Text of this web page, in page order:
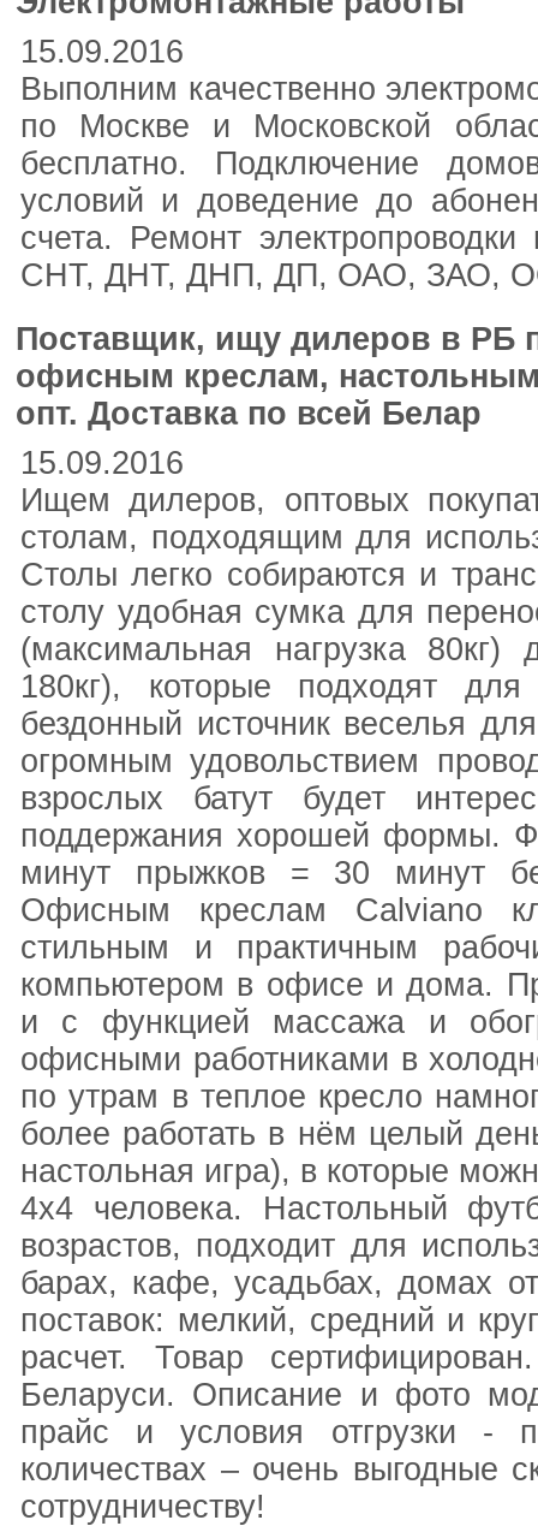
15.09.2016
Выполним качественно
по Москве и Московской
бесплатно. Подключение
условий и доведение до
счета. Ремонт
СНТ, ДНТ, ДНП, ДП, ОАО, ЗАО,
Поставщик, ищу дилеров в РБ
офисным креслам,
опт. Доставка по всей Белар
15.09.2016
Ищем дилеров, оптовых
столам, подходящим для
Столы легко собираются и
столу удобная сумка для
(максимальная нагрузка
180кг), которые подходят
бездонный источник веселья
огромным удовольствием
взрослых батут будет
поддержания хорошей формы.
минут прыжков = 30 минут
Офисным креслам Calviano
стильным и практичным
компьютером в офисе и дома.
и с функцией массажа и
офисными работниками в
по утрам в теплое кресло
более работать в нём целый
настольная игра), в которые
4х4 человека. Настольный
возрастов, подходит для
барах, кафе, усадьбах, домах
поставок: мелкий, средний и
расчет. Товар
Беларуси. Описание и фото
прайс и условия отгрузки -
количествах – очень выгодные
сотрудничеству!